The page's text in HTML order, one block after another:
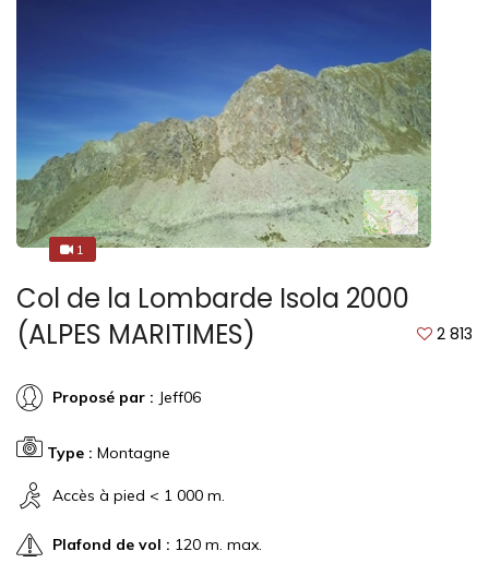
11
Col de la Lombarde Isola 2000
(ALPES MARITIMES)
2 813
Proposé par : Jeff06
Type : Montagne
Accès à pied < 1 000 m.
Plafond de vol : 120 m. max.